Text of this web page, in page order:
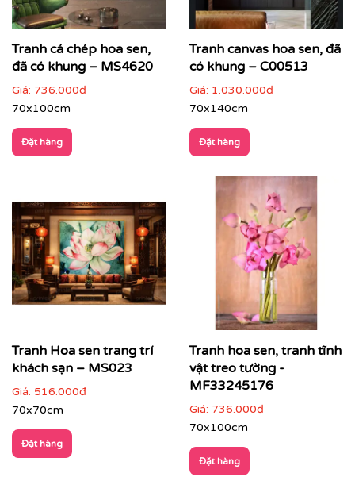
Cách phối tranh hoa sen với nội thất & không gian
Tranh hoa sen dễ dàng ứng dụng cho nhiều không gian
khác nhau:
Phòng khách: tranh hoa sen khổ vừa hoặc bộ
tranh đồng bộ tạo điểm nhấn tinh tế
Tranh cá chép hoa sen,
đã có khung – MS4620
Giá: 736.000đ
70x100cm
Đặt hàng
Tranh canvas hoa sen, đã
có khung – C00513
Giá: 1.030.000đ
70x140cm
Đặt hàng
Tranh Hoa sen trang trí
khách sạn – MS023
Giá: 516.000đ
70x70cm
Đặt hàng
Tranh hoa sen, tranh tĩnh
vật treo tường -
MF33245176
Giá: 736.000đ
70x100cm
Đặt hàng